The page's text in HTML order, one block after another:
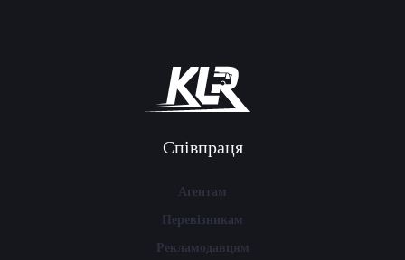
Співпраця
Агентам
Перевізникам
Рекламодавцям